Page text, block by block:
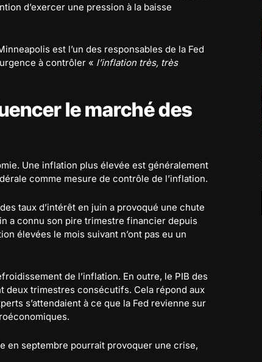
d’exercer une pression à la baisse
est l’un des responsables de la Fed
à contrôler « l’inflation très, très
le marché des
Une inflation plus élevée est généralement
comme mesure de contrôle de l’inflation.
taux d’intérêt en juin a provoqué une chute
a connu son pire trimestre financier depuis
élevées le mois suivant n’ont pas eu un
de l’inflation. En outre, le PIB des
deux trimestres consécutifs. Cela répond aux
s’attendaient à ce que la Fed revienne sur
en septembre pourrait provoquer une crise,